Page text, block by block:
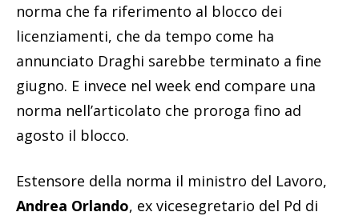
norma che fa riferimento al blocco dei
licenziamenti, che da tempo come ha
annunciato Draghi sarebbe terminato a fine
giugno. E invece nel week end compare una
norma nell’articolato che proroga fino ad
agosto il blocco.
Estensore della norma il ministro del Lavoro,
Andrea Orlando, ex vicesegretario del Pd di